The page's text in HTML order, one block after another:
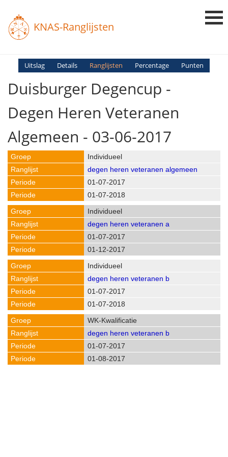
KNAS-Ranglijsten
Login
Uitslag Details Ranglijsten Percentage Punten
Duisburger Degencup -
Degen Heren Veteranen
Algemeen - 03-06-2017
Individueel
degen heren veteranen algemeen
01-07-2017
01-07-2018
Individueel
degen heren veteranen a
01-07-2017
01-12-2017
Individueel
degen heren veteranen b
01-07-2017
01-07-2018
WK-Kwalificatie
degen heren veteranen b
01-07-2017
01-08-2017